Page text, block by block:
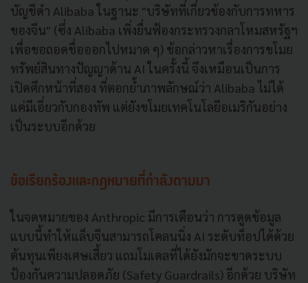
บัญชีดำ Alibaba ในฐานะ "บริษัทที่เกี่ยวข้องกับการทหาร
ของจีน" (ซึ่ง Alibaba เพิ่งยื่นฟ้องกระทรวงกลาโหมสหรัฐฯ
เพื่อขอถอดชื่อออกไปหมาด ๆ) ข้อกล่าวหาเรื่องการขโมย
ทรัพย์สินทางปัญญาด้าน AI ในครั้งนี้ จึงเหมือนเป็นการ
เปิดศึกหน้าที่สอง ที่ตอกย้ำภาพลักษณ์ว่า Alibaba ไม่ได้
แค่มีเอี่ยวกับกองทัพ แต่ยังขโมยเทคโนโลยีอเมริกันอย่าง
เป็นระบบอีกด้วย
ข้อเรียกร้องและกฎหมายที่กำลังตามมา
ในจดหมายของ Anthropic มีการเตือนว่า การดูดข้อมูล
แบบนี้ทำให้แล็บจีนสามารถโคลนนิ่ง AI ระดับท็อปได้ด้วย
ต้นทุนเพียงเศษเสี้ยว แถมโมเดลที่ได้ยังมักจะขาดระบบ
ป้องกันความปลอดภัย (Safety Guardrails) อีกด้วย บริษัท